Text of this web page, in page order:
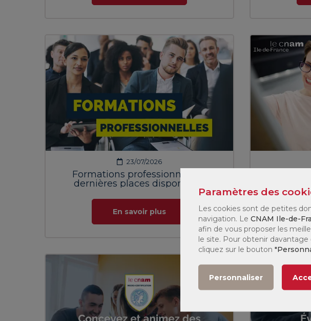
23/07/2026
Formations professionnelles :
dernières places disponibles
En savoir plus
Paramètres des
Les cookies sont de petites
navigation. Le CNAM Ile-de-
afin de vous proposer les
le site. Pour obtenir
cliquez sur le bouton
Personnaliser